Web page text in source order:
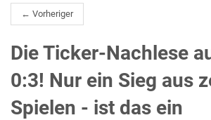
← Vorheriger
Die Ticker-Nachlese
0:3! Nur ein Sieg aus
Spielen - ist das ein